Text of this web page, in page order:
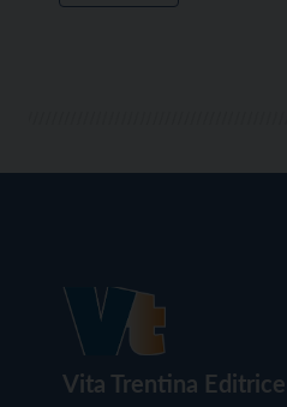
Vita Trentina Editrice